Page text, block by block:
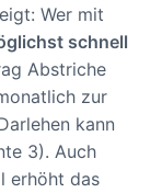
Wer mit
schnell
Abstriche
zur
kann
3). Auch
erhöht das